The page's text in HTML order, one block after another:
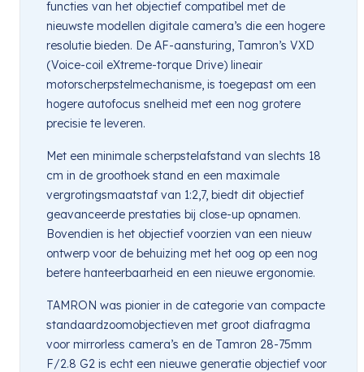
functies van het objectief compatibel met de
nieuwste modellen digitale camera’s die een hogere
resolutie bieden. De AF-aansturing, Tamron’s VXD
(Voice-coil eXtreme-torque Drive) lineair
motorscherpstelmechanisme, is toegepast om een
hogere autofocus snelheid met een nog grotere
precisie te leveren.
Met een minimale scherpstelafstand van slechts 18
cm in de groothoek stand en een maximale
vergrotingsmaatstaf van 1:2,7, biedt dit objectief
geavanceerde prestaties bij close-up opnamen.
Bovendien is het objectief voorzien van een nieuw
ontwerp voor de behuizing met het oog op een nog
betere hanteerbaarheid en een nieuwe ergonomie.
TAMRON was pionier in de categorie van compacte
standaardzoomobjectieven met groot diafragma
voor mirrorless camera’s en de Tamron 28-75mm
F/2.8 G2 is echt een nieuwe generatie objectief voor